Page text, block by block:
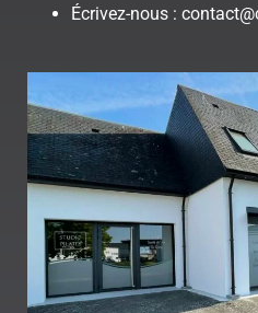
Écrivez-nous :